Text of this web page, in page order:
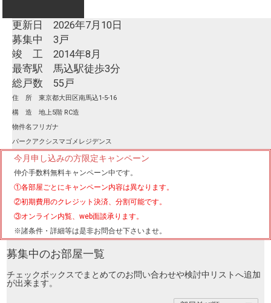
更新日 2026年7月10日
募集中 3戸
竣 工 2014年8月
最寄駅 馬込駅徒歩3分
総戸数 55戸
住 所 東京都大田区南馬込1-5-16
構 造 地上5階 RC造
物件名フリガナ
パークアクシスマゴメレジデンス
今月申し込みの方限定キャンペーン
仲介手数料無料キャンペーン中です。
①各部屋ごとにキャンペーン内容は異なります。
②初期費用のクレジット決済、分割可能です。
③オンライン内覧、web面談承ります。
※諸条件・詳細等は是非お問合せ下さいませ。
募集中のお部屋一覧
チェックボックスでまとめてのお問い合わせや検討中リストへ追加
が出来ます。